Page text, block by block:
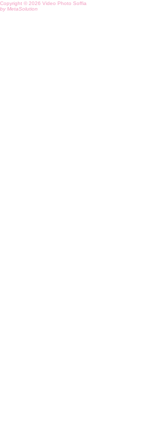
Copyright © 2026 Video Photo Soffia
by MetaSolution